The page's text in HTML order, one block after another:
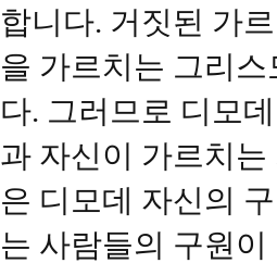
합니다. 거짓된 가
을 가르치는 그리
다. 그러므로 디모
과 자신이 가르치
은 디모데 자신의
는 사람들의 구원